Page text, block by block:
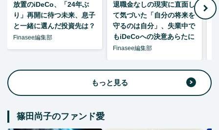
放置のiDeCo、「24年ぶ
り」再開に待つ未来、息子
と一緒に選んだ投資先は？
Finasee編集部
退職金なしの現実に直面し
て気づいた「自分の将来を
守るのは自分」、失業中で
もiDeCoへの決意あらたに
Finasee編集部
もっと見る
篠田尚子のファンド愛